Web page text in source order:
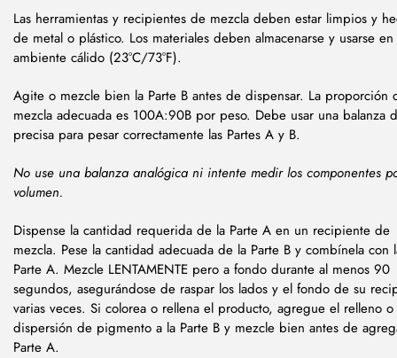
Las herramientas y recipientes de mezcla deben estar limpios y
de metal o plástico. Los materiales deben almacenarse y usarse
ambiente cálido (23°C/73°F).
Agite o mezcle bien la Parte B antes de dispensar. La proporción
mezcla adecuada es 100A:90B por peso. Debe usar una balanza
precisa para pesar correctamente las Partes A y B.
No use una balanza analógica ni intente medir los componentes
volumen.
Dispense la cantidad requerida de la Parte A en un recipiente de
mezcla. Pese la cantidad adecuada de la Parte B y combínela con
Parte A. Mezcle LENTAMENTE pero a fondo durante al menos 90
segundos, asegurándose de raspar los lados y el fondo de su
varias veces. Si colorea o rellena el producto, agregue el relleno o
dispersión de pigmento a la Parte B y mezcle bien antes de
Parte A.